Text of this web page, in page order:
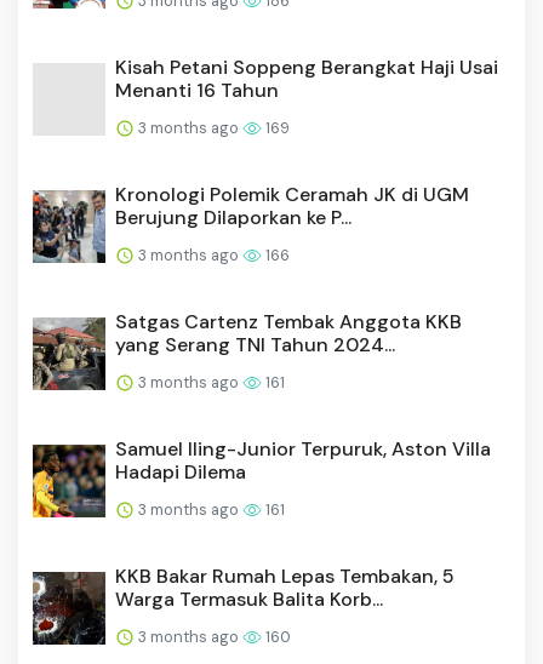
Kisah Petani Soppeng Berangkat Haji Usai
Menanti 16 Tahun
3 months ago 169
Kronologi Polemik Ceramah JK di UGM
Berujung Dilaporkan ke P...
3 months ago 166
Satgas Cartenz Tembak Anggota KKB
yang Serang TNI Tahun 2024...
3 months ago 161
Samuel Iling-Junior Terpuruk, Aston Villa
Hadapi Dilema
3 months ago 161
KKB Bakar Rumah Lepas Tembakan, 5
Warga Termasuk Balita Korb...
3 months ago 160